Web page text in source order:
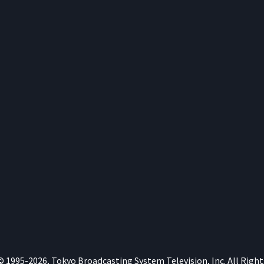
1995-2026, Tokyo Broadcasting System Television, Inc. All